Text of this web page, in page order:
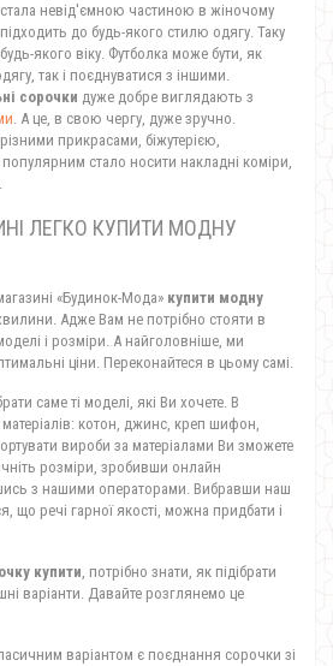
невід'ємною частиною в жіночому
до будь-якого стилю одягу. Таку
якого віку. Футболка може бути, як
так і поєднуватися з іншими.
сорочки дуже добре виглядають з
. А це, в свою чергу, дуже зручно.
прикрасами, біжутерією,
стало носити накладні коміри,
ЛЕГКО КУПИТИ МОДНУ
«Будинок-Мода» купити модну
Адже Вам не потрібно стояти в
і розміри. А найголовніше, ми
ціни. Переконайтеся в цьому самі.
саме ті моделі, які Ви хочете. В
матеріалів: котон, джинс, креп шифон,
вироби за матеріалами Ви зможете
розміри, зробивши онлайн
з нашими операторами. Вибравши наш
що речі гарної якості, можна придбати і
купити, потрібно знати, як підібрати
варіанти. Давайте розглянемо це
варіантом є поєднання сорочки зі